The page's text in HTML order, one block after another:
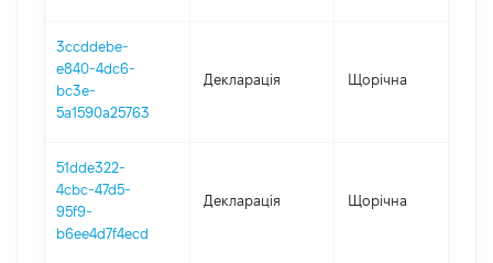
3ccddebe-
e840-4dc6-
bc3e-
5a1590a25763
Декларація Щорічна
51dde322-
4cbc-47d5-
95f9-
b6ee4d7f4ecd
Декларація Щорічна